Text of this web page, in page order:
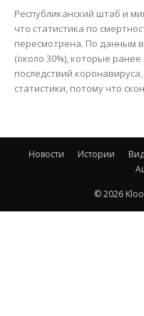
Республиканский штаб и
что статистика по
пересмотрена. По данным
(около 30%), которые
последствий
статистики, потому что
Новости Истории
© 2026